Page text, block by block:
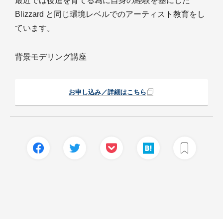
Blizzard と同じ環境レベルでのアーティスト教育をし
ています。
背景モデリング講座
お申し込み／詳細はこちら